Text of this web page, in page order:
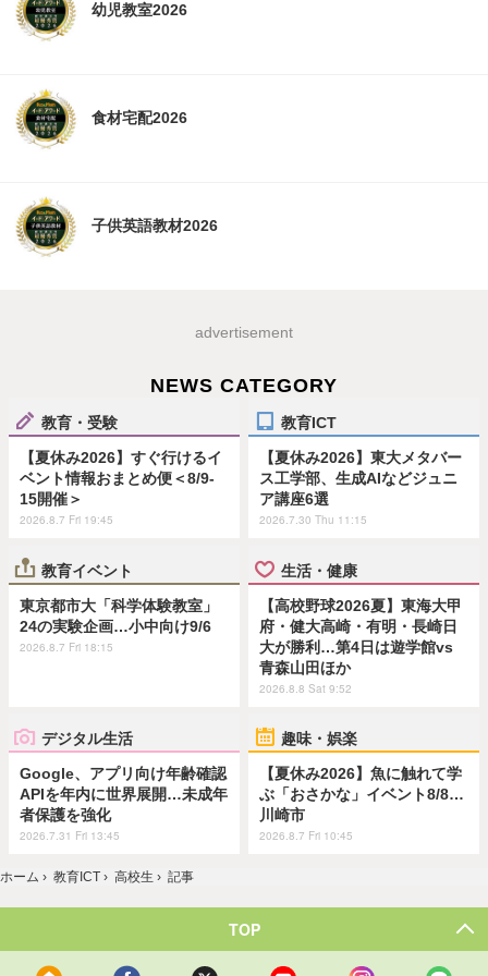
幼児教室2026
食材宅配2026
子供英語教材2026
advertisement
NEWS CATEGORY
教育・受験
【夏休み2026】すぐ行けるイ
ベント情報おまとめ便＜8/9-
15開催＞
2026.8.7 Fri 19:45
教育ICT
【夏休み2026】東大メタバー
ス工学部、生成AIなどジュニ
ア講座6選
2026.7.30 Thu 11:15
教育イベント
東京都市大「科学体験教室」
24の実験企画…小中向け9/6
2026.8.7 Fri 18:15
生活・健康
【高校野球2026夏】東海大甲
府・健大高崎・有明・長崎日
大が勝利…第4日は遊学館vs
青森山田ほか
2026.8.8 Sat 9:52
デジタル生活
Google、アプリ向け年齢確認
APIを年内に世界展開…未成年
者保護を強化
2026.7.31 Fri 13:45
趣味・娯楽
【夏休み2026】魚に触れて学
ぶ「おさかな」イベント8/8…
川崎市
2026.8.7 Fri 10:45
ホーム › 教育ICT › 高校生 › 記事
TOP